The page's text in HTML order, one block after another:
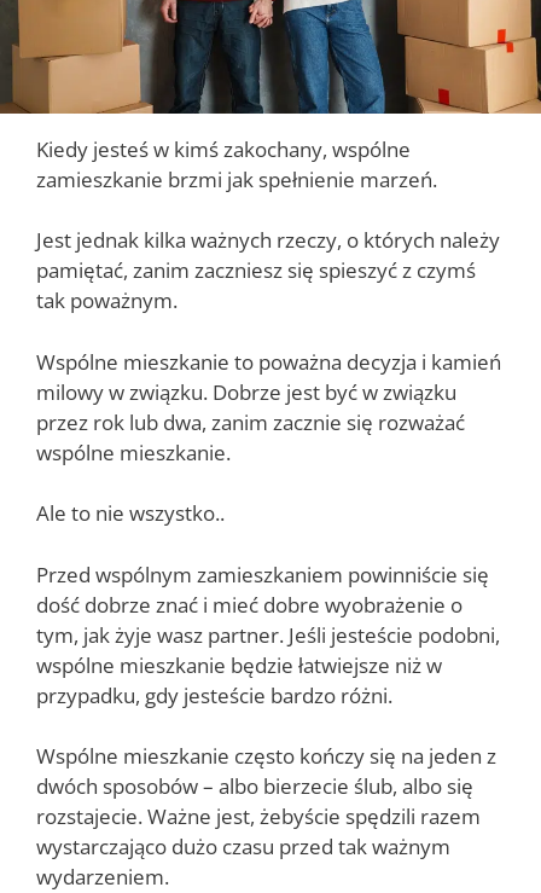
Kiedy jesteś w kimś zakochany, wspólne
zamieszkanie brzmi jak spełnienie marzeń.
Jest jednak kilka ważnych rzeczy, o których należy
pamiętać, zanim zaczniesz się spieszyć z czymś
tak poważnym.
Wspólne mieszkanie to poważna decyzja i kamień
milowy w związku. Dobrze jest być w związku
przez rok lub dwa, zanim zacznie się rozważać
wspólne mieszkanie.
Ale to nie wszystko..
Przed wspólnym zamieszkaniem powinniście się
dość dobrze znać i mieć dobre wyobrażenie o
tym, jak żyje wasz partner. Jeśli jesteście podobni,
wspólne mieszkanie będzie łatwiejsze niż w
przypadku, gdy jesteście bardzo różni.
Wspólne mieszkanie często kończy się na jeden z
dwóch sposobów – albo bierzecie ślub, albo się
rozstajecie. Ważne jest, żebyście spędzili razem
wystarczająco dużo czasu przed tak ważnym
wydarzeniem.